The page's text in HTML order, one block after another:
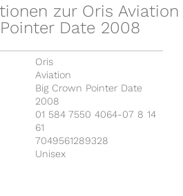
zur Oris Aviation
Date 2008
Oris
Aviation
Big Crown Pointer Date
2008
01 584 7550 4064-07 8 14
61
7049561289328
Unisex